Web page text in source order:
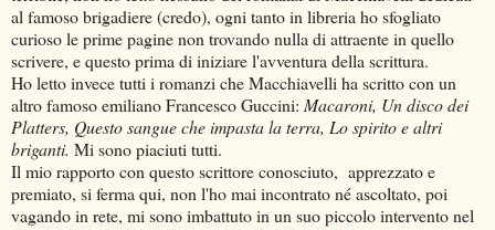
al famoso brigadiere (credo), ogni tanto in libreria ho sfogliato
curioso le prime pagine non trovando nulla di attraente in quello
scrivere, e questo prima di iniziare l'avventura della scrittura.
Ho letto invece tutti i romanzi che Macchiavelli ha scritto con un
altro famoso emiliano Francesco Guccini: Macaroni, Un disco dei
Platters, Questo sangue che impasta la terra, Lo spirito e altri
briganti. Mi sono piaciuti tutti.
Il mio rapporto con questo scrittore conosciuto, apprezzato e
premiato, si ferma qui, non l'ho mai incontrato né ascoltato, poi
vagando in rete, mi sono imbattuto in un suo piccolo intervento nel